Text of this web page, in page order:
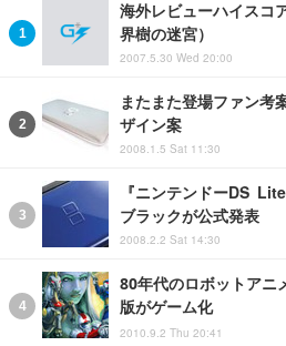
海外レビューハイス
界樹の迷宮）
2007.5.30 Wed 20:00
またまた登場ファン考
ザイン案
2008.1.5 Sat 11:30
『ニンテンドーDS
ブラックが公式発表
2008.2.2 Sat 14:30
80年代のロボットアニ
版がゲーム化
2010.9.2 Thu 20:41